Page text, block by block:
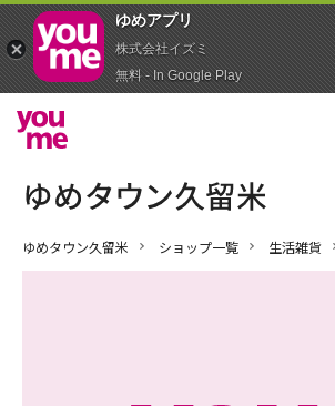
ゆめタウン久留米 ショップ一覧 生活雑貨
ゆめアプ‪リ‬
株式会社イズミ
無料 - In Google Play